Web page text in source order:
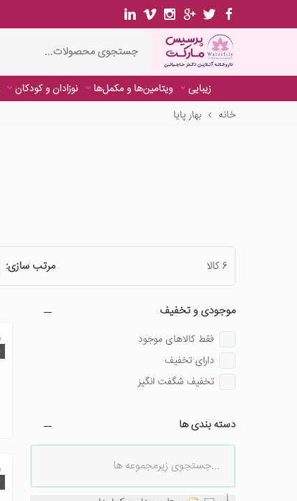
زیبایی ویتامین‌ها و مکمل‌ها نوزادان و کودکان
خانه
بهار پایا
6 کالا مرتب سازی:
موجودی و تخفیف
فقط کالاهای موجود
دارای تخفیف
تخفیف شگفت انگیز
دسته بندی ها